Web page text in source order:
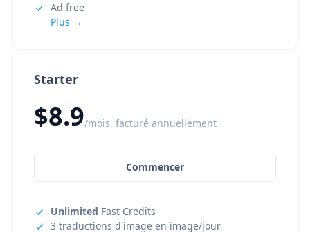
Starter
$8.9/mois, facturé annuellement
Commencer
Unlimited Fast Credits
3 traductions d'image en image/jour
Ad free
Plus →